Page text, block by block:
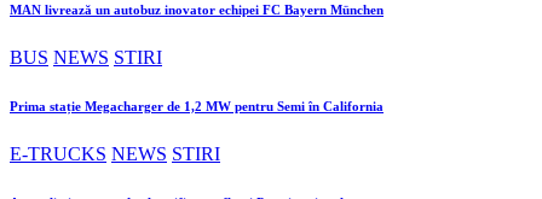
MAN livrează un autobuz inovator echipei FC Bayern München
BUS NEWS STIRI
Prima stație Megacharger de 1,2 MW pentru Semi în California
E-TRUCKS NEWS STIRI